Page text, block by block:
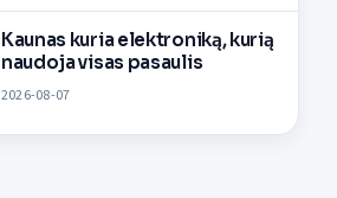
Kaunas kuria elektroniką, kurią
naudoja visas pasaulis
2026-08-07